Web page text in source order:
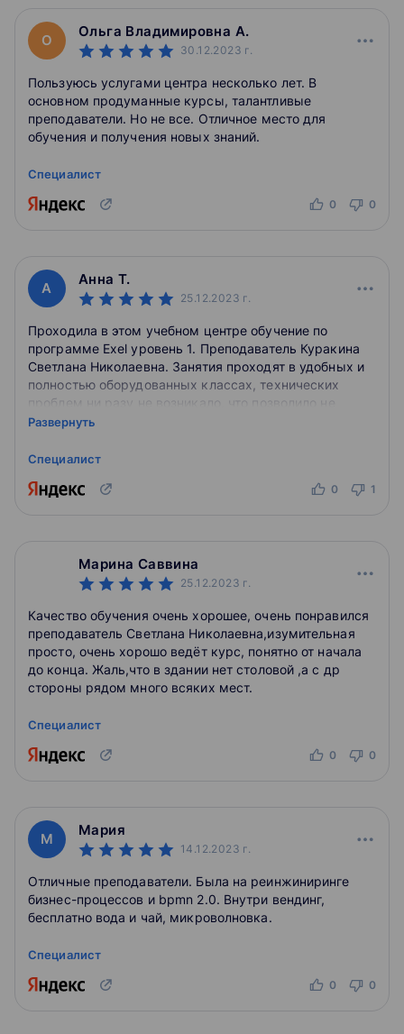
О
Ольга Владимировна А.
30.12.2023 г.
Пользуюсь услугами центра несколько лет. В
основном продуманные курсы, талантливые
преподаватели. Но не все. Отличное место для
обучения и получения новых знаний.
Специалист
0 0
А
Анна Т.
25.12.2023 г.
Проходила в этом учебном центре обучение по
программе Exel уровень 1. Преподаватель Куракина
Светлана Николаевна. Занятия проходят в удобных и
полностью оборудованных классах, технических
проблем ни разу не возникало, что позволило не
отвлекаться и погрузиться в материал. Преподаватель
демонстрируя все действия на экране. Материал
использованию. Также в личном кабинете остаются
Развернуть
Специалист
0 1
Марина Саввина
25.12.2023 г.
Качество обучения очень хорошее, очень понравился
преподаватель Светлана Николаевна,изумительная
просто, очень хорошо ведёт курс, понятно от начала
до конца. Жаль,что в здании нет столовой ,а с др
стороны рядом много всяких мест.
Специалист
0 0
М
Мария
14.12.2023 г.
Отличные преподаватели. Была на реинжиниринге
бизнес-процессов и bpmn 2.0. Внутри вендинг,
бесплатно вода и чай, микроволновка.
Специалист
0 0